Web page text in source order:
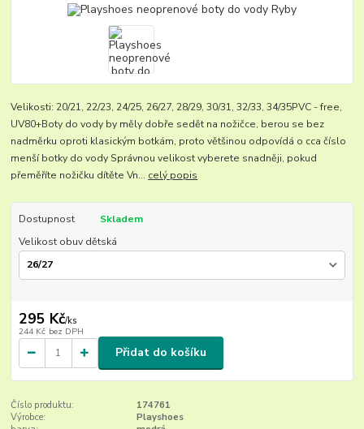
Velikosti: 20/21, 22/23, 24/25, 26/27, 28/29, 30/31, 32/33, 34/35PVC - free,
UV80+Boty do vody by měly dobře sedět na nožičce, berou se bez
nadměrku oproti klasickým botkám, proto většinou odpovídá o cca číslo
menší botky do vody Správnou velikost vyberete snadněji, pokud
přeměříte nožičku dítěte Vn... celý popis
Dostupnost
Skladem
Velikost obuv dětská
295 Kč/ks
244 Kč bez DPH
Přidat do košíku
Číslo produktu:
174761
Výrobce:
Playshoes